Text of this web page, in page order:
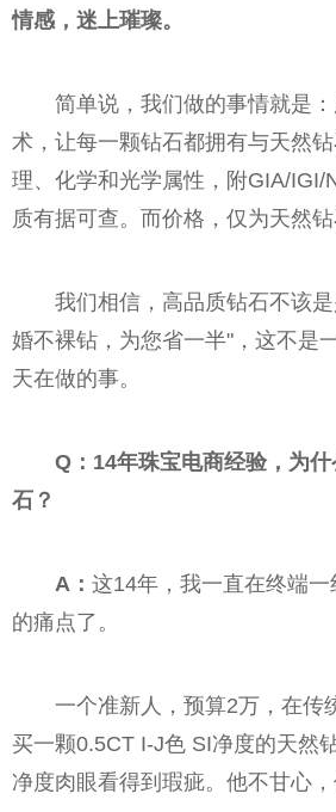
情感，迷上璀璨。
简单说，我们做的事情就是
术，让每一颗钻石都拥有与天然
理、化学和光学属性，附GIA/IGI/
质有据可查。而价格，仅为天然钻
我们相信，高品质钻石不该
婚不裸钻，为您省一半"，这不是
天在做的事。
Q：14年珠宝电商经验，为
石？
A： 这14年，我一直在终端
的痛点了。
一个准新人，预算2万，在传
买一颗0.5CT I-J色 SI净度的天然
净度肉眼看得到瑕疵。他不甘心，